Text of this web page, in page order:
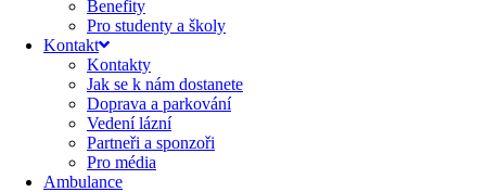
Benefity
Pro studenty a školy
Kontakt
Kontakty
Jak se k nám dostanete
Doprava a parkování
Vedení lázní
Partneři a sponzoři
Pro média
Ambulance